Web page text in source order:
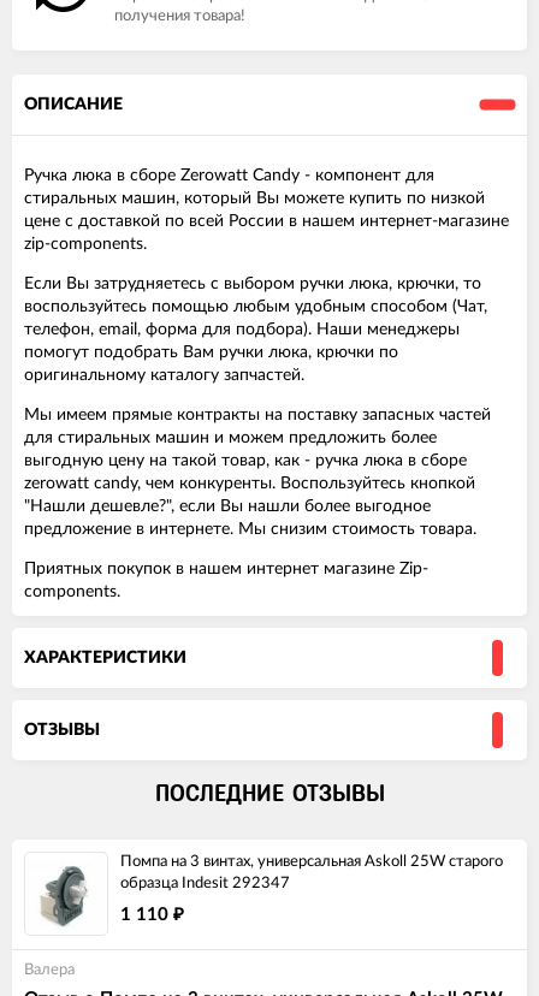
получения товара!
ОПИСАНИЕ
Ручка люка в сборе Zerowatt Candy - компонент для
стиральных машин, который Вы можете купить по низкой
цене с доставкой по всей России в нашем интернет-магазине
zip-components.
Если Вы затрудняетесь с выбором ручки люка, крючки, то
воспользуйтесь помощью любым удобным способом (Чат,
телефон, email, форма для подбора). Наши менеджеры
помогут подобрать Вам ручки люка, крючки по
оригинальному каталогу запчастей.
Мы имеем прямые контракты на поставку запасных частей
для стиральных машин и можем предложить более
выгодную цену на такой товар, как - ручка люка в сборе
zerowatt candy, чем конкуренты. Воспользуйтесь кнопкой
"Нашли дешевле?", если Вы нашли более выгодное
предложение в интернете. Мы снизим стоимость товара.
Приятных покупок в нашем интернет магазине Zip-
components.
ХАРАКТЕРИСТИКИ
ОТЗЫВЫ
ПОСЛЕДНИЕ ОТЗЫВЫ
Помпа на 3 винтах, универсальная Askoll 25W старого
образца Indesit 292347
1 110 ₽
Валера